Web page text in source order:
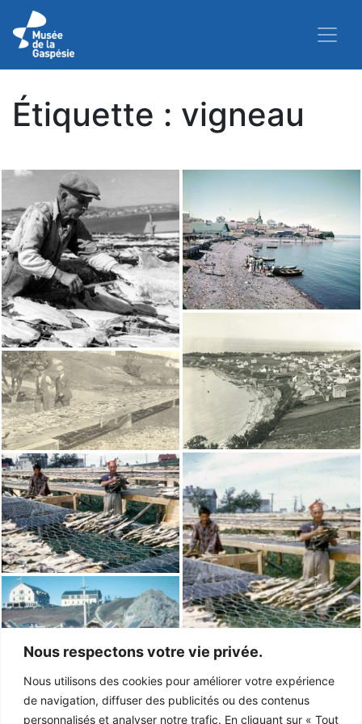
Nous respectons votre vie privée.
Nous utilisons des cookies pour améliorer votre expérience
de navigation, diffuser des publicités ou des contenus
personnalisés et analyser notre trafic. En cliquant sur « Tout
Étiquette : vigneau